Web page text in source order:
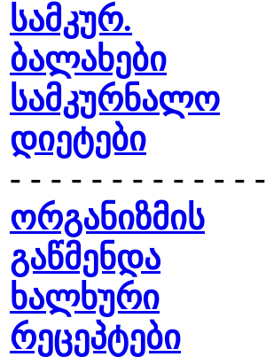
სამკურ.
ბალახები
სამკურნალო
დიეტები
- - - - - - - - - - - - -
ორგანიზმის
გაწმენდა
ხალხური
რეცეპტები